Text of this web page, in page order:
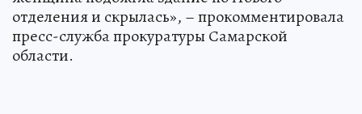
отделения и скрылась», – прокомментировала
пресс-служба прокуратуры Самарской
области.